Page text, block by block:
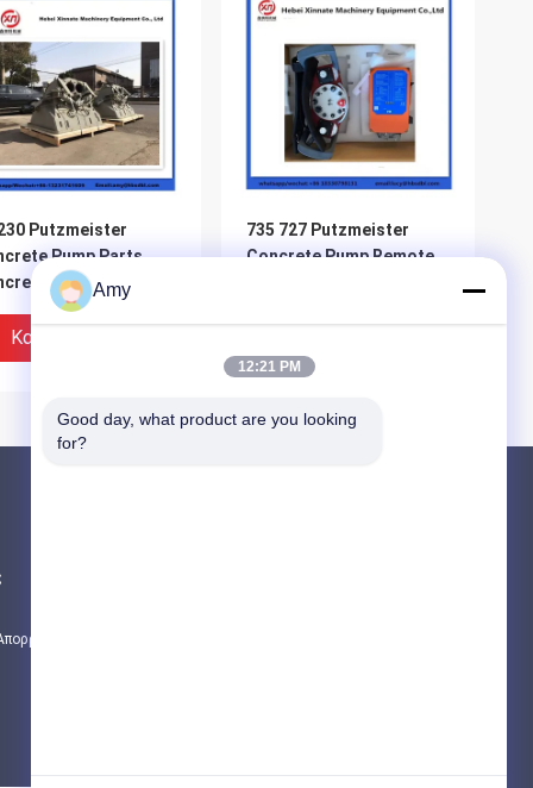
Putzmeister
Pump Parts
Pump Hopper
Hopper Assy
Καλύτερη Τιμή
735 727 Putzmeister
Concrete Pump Remote
Amy
12:21 PM
Good day, what product are you looking
for?